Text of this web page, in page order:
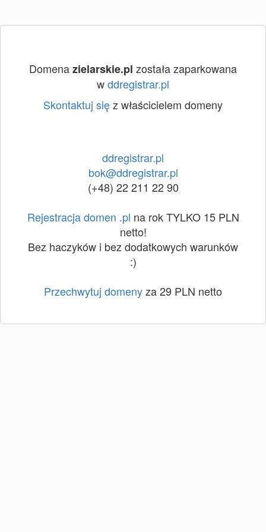
Domenazielarskie.pl została zaparkowana
wddregistrar.pl
Skontaktuj sięz właścicielem domeny
ddregistrar.pl
bok@ddregistrar.pl
(+48) 22 211 22 90
Rejestracja domen .pl na rok TYLKO 15 PLN
netto!
Bez haczyków i bez dodatkowych warunków
:)
Przechwytuj domenyza 29 PLN netto